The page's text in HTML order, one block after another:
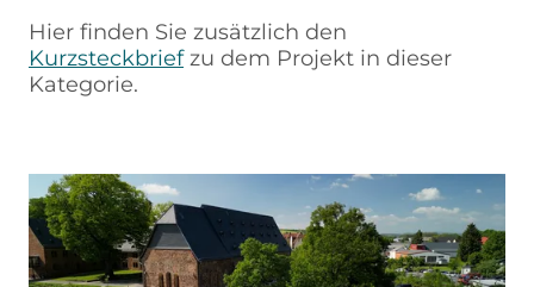
Hier finden Sie zusätzlich den
Kurzsteckbriefzu dem Projekt in dieser
Kategorie.